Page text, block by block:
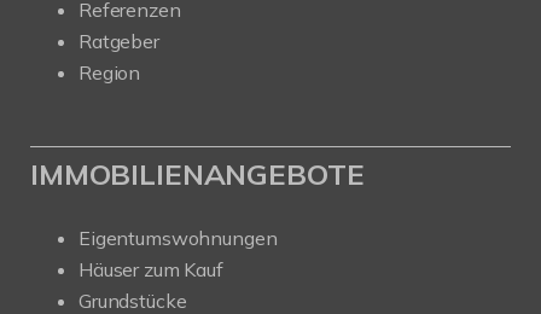
Referenzen
Ratgeber
Region
IMMOBILIENANGEBOTE
Eigentumswohnungen
Häuser zum Kauf
Grundstücke